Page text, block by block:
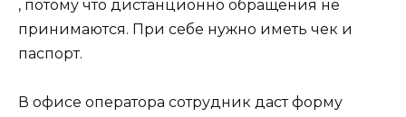
, потому что дистанционно обращения не
принимаются. При себе нужно иметь чек и
паспорт.
В офисе оператора сотрудник даст форму